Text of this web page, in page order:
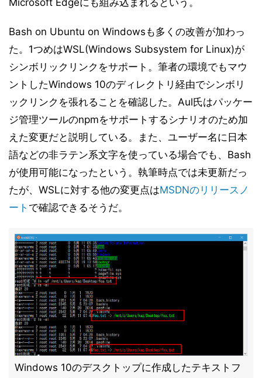
Microsoft Edgeにも組み込まれるという。
Bash on Ubuntu on Windowsも多くの改善が加わっ
た。1つめはWSL(Windows Subsystem for Linux)が
シンボリックリンクをサポート。筆者の環境でもマウ
ントしたWindows 10のディレクトリ経由でシンボリ
ックリンクを張れることを確認した。Aul氏はパッケー
ジ管理ツールのnpmをサポートするシナリオのため加
えた変更だと説明している。また、ユーザー名に日本
語などの非ラテン系文字を使っている場合でも、Bash
が使用可能になったという。執筆時点では未更新だっ
たが、WSLに対する他の変更点はMSDNのリリースノ
ート で確認できるそうだ。
Windows 10のデスクトップに作成したテキストフ